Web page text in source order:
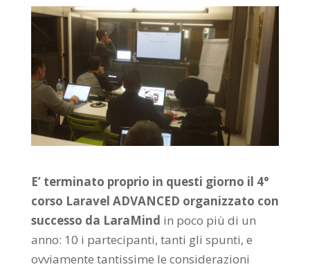
E’ terminato proprio in questi giorno il 4°
corso Laravel ADVANCED organizzato con
successo da LaraMind in poco più di un
anno: 10 i partecipanti, tanti gli spunti, e
ovviamente tantissime le considerazioni